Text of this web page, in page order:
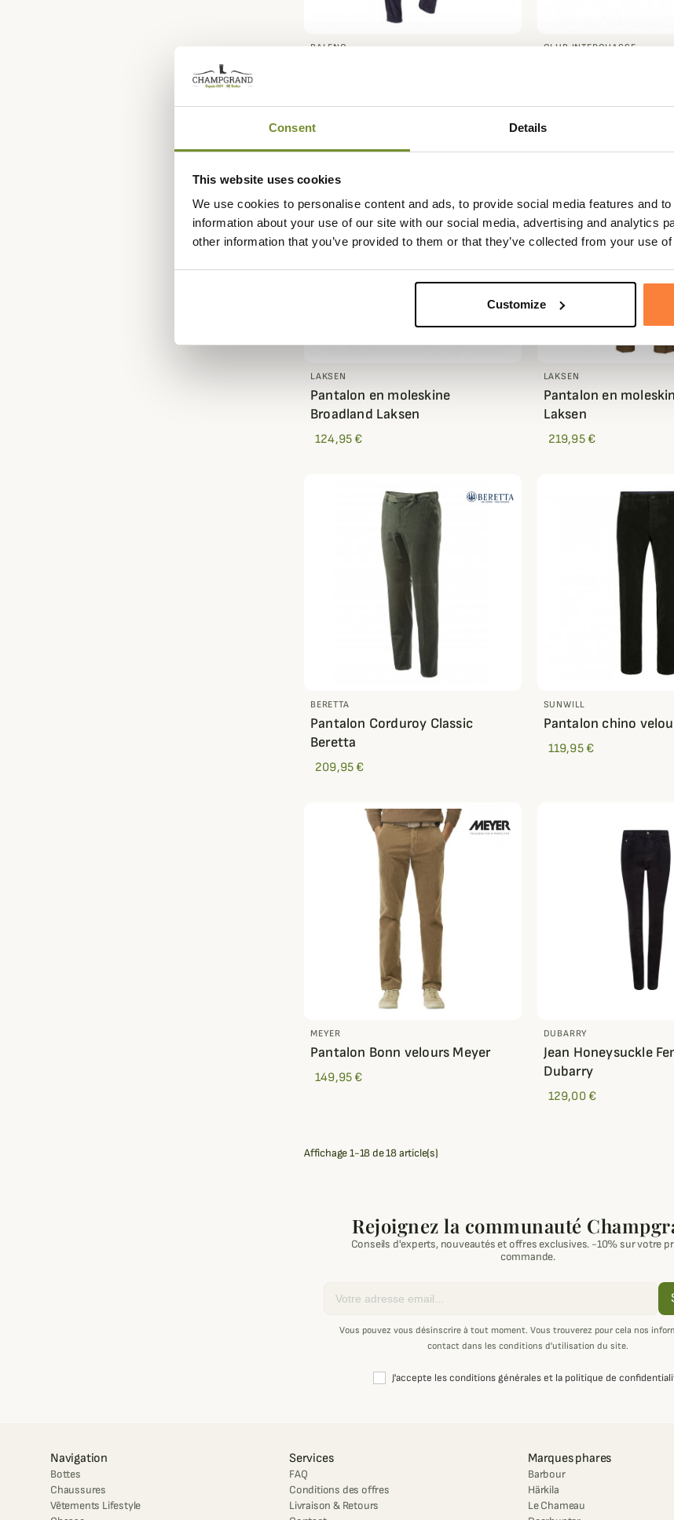
Consent Details
This website uses cookies
We use cookies to personalise content and ads, to provide social media features and
information about your use of our site with our social media, advertising and analytics
other information that you’ve provided to them or that they’ve collected from your use
Customize
BALENO
99,95 €
CLUB INTERCHASSE
104,95 €
LAKSEN
Pantalon en moleskine
Broadland Laksen
124,95 €
LAKSEN
Pantalon en
Laksen
219,95 €
BERETTA
Pantalon Corduroy Classic
Beretta
209,95 €
SUNWILL
Pantalon chino
119,95 €
MEYER
Pantalon Bonn velours Meyer
149,95 €
DUBARRY
Jean Honeysuckle
Dubarry
129,00 €
Affichage 1-18 de 18 article(s)
Rejoignez la communauté
Conseils d'experts, nouveautés et offres exclusives. -10% sur votre
commande.
Vous pouvez vous désinscrire à tout moment. Vous trouverez pour cela nos
contact dans les conditions d'utilisation du site.
J'accepte les conditions générales et la politique de
Navigation
Bottes
Chaussures
Vêtements Lifestyle
Services
FAQ
Conditions des offres
Livraison & Retours
Marques phares
Barbour
Härkila
Le Chameau